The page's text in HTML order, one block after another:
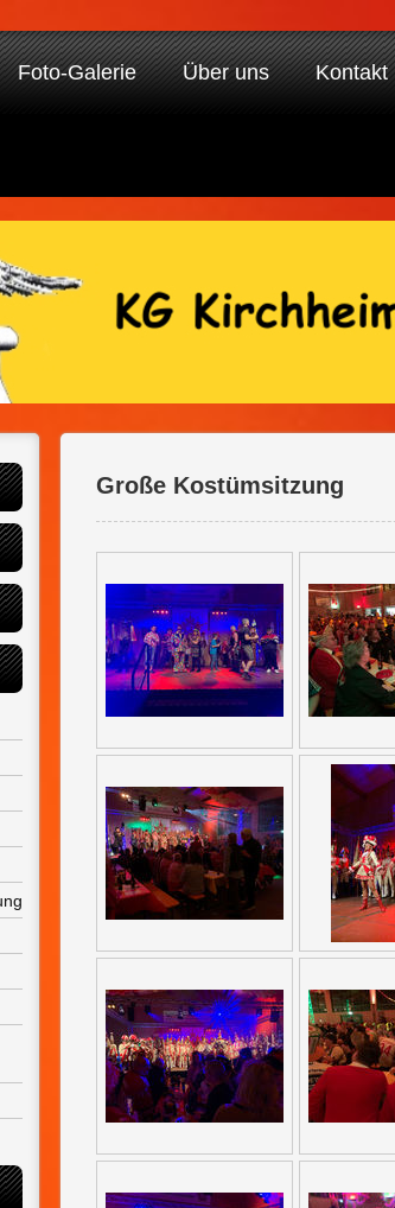
Foto-Galerie Über uns Kontakt
Große Kostümsitzung